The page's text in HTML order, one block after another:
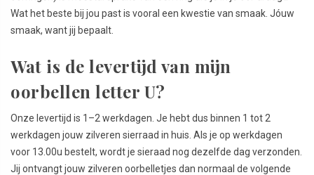
Wat het beste bij jou past is vooral een kwestie van smaak. Jóuw
smaak, want jij bepaalt.
Wat is de levertijd van mijn
oorbellen letter U?
Onze levertijd is 1–2 werkdagen. Je hebt dus binnen 1 tot 2
werkdagen jouw zilveren sierraad in huis. Als je op werkdagen
voor 13.00u bestelt, wordt je sieraad nog dezelfde dag verzonden.
Jij ontvangt jouw zilveren oorbelletjes dan normaal de volgende